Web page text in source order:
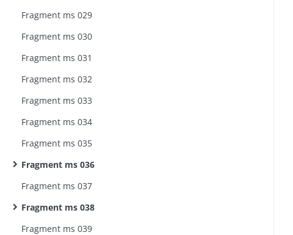
Fragment ms 029
Fragment ms 030
Fragment ms 031
Fragment ms 032
Fragment ms 033
Fragment ms 034
Fragment ms 035
Fragment ms 036
Fragment ms 037
Fragment ms 038
Fragment ms 039